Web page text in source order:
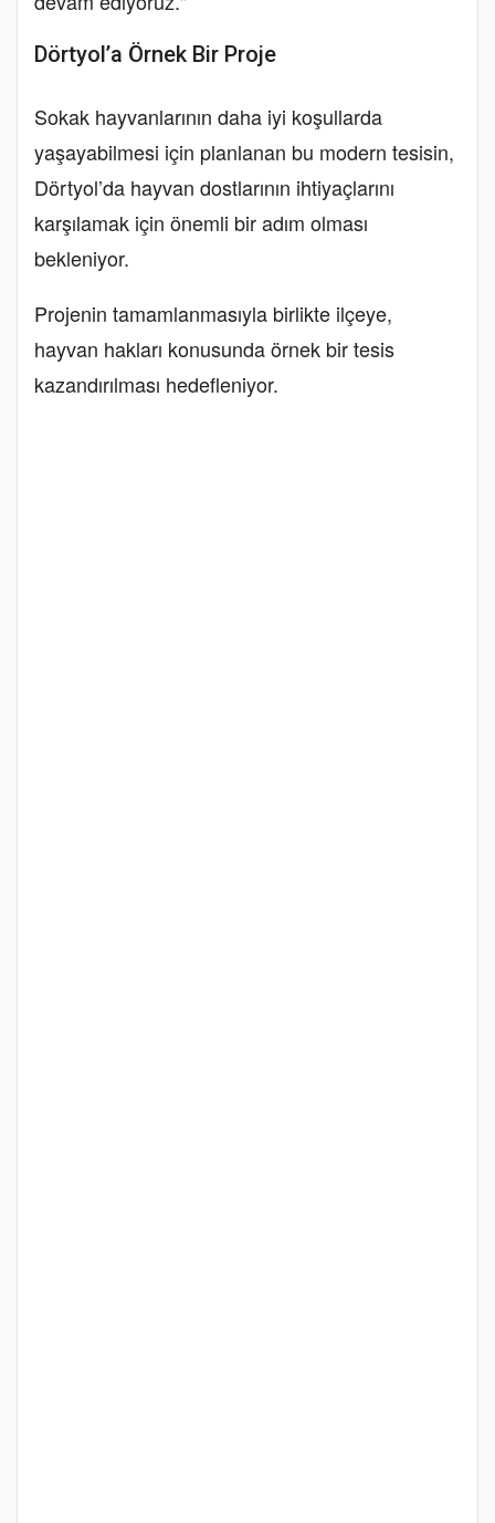
Dörtyol’a Örnek Bir Proje
Sokak hayvanlarının daha iyi koşullarda
yaşayabilmesi için planlanan bu modern tesisin,
Dörtyol’da hayvan dostlarının ihtiyaçlarını
karşılamak için önemli bir adım olması
bekleniyor.
Projenin tamamlanmasıyla birlikte ilçeye,
hayvan hakları konusunda örnek bir tesis
kazandırılması hedefleniyor.